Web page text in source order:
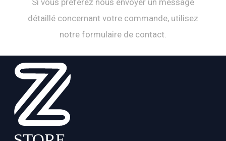
détaillé concernant votre commande, utilisez
notre formulaire de contact.